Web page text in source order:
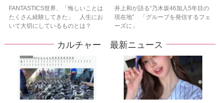
FANTASTICS世界、「悔しいことは
たくさん経験してきた」 人生にお
いて大切にしているものとは？
井上和が語る“乃木坂46加入5年目の
現在地” 「グループを発信するフェ
ーズに」
カルチャー 最新ニュース